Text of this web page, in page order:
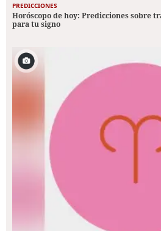
PREDICCIONES
Horóscopo de hoy: Predicciones sobre
para tu signo